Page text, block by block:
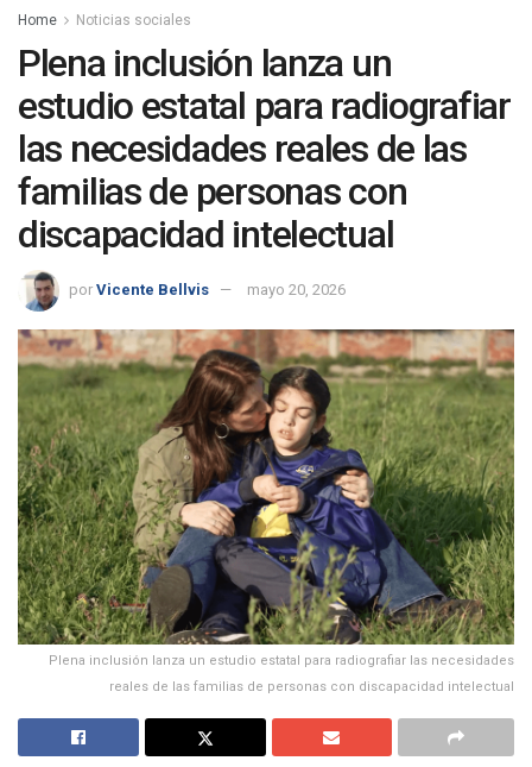
Home Noticias sociales
Plena inclusión lanza un
estudio estatal para radiografiar
las necesidades reales de las
familias de personas con
discapacidad intelectual
por Vicente Bellvis mayo 20, 2026
Plena inclusión lanza un estudio estatal para radiografiar las necesidades
reales de las familias de personas con discapacidad intelectual